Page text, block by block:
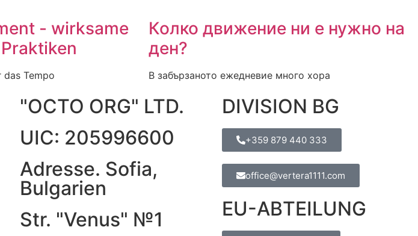
- wirksame
das Tempo
Колко движение ни е нужно на
ден?
В забързаното ежедневие много хора
"OCTO ORG" LTD.
UIC: 205996600
Adresse. Sofia,
Bulgarien
Str. "Venus" №1
DIVISION BG
+359 879 440 333
office@vertera1111.com
EU-ABTEILUNG